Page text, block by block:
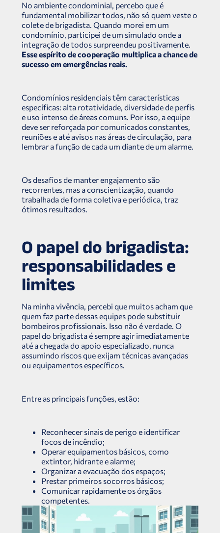
No ambiente condominial, percebo que é
fundamental mobilizar todos, não só quem veste o
colete de brigadista. Quando morei em um
condomínio, participei de um simulado onde a
integração de todos surpreendeu positivamente.
Esse espírito de cooperação multiplica a chance de
sucesso em emergências reais.
Condomínios residenciais têm características
específicas: alta rotatividade, diversidade de perfis
e uso intenso de áreas comuns. Por isso, a equipe
deve ser reforçada por comunicados constantes,
reuniões e até avisos nas áreas de circulação, para
lembrar a função de cada um diante de um alarme.
Os desafios de manter engajamento são
recorrentes, mas a conscientização, quando
trabalhada de forma coletiva e periódica, traz
ótimos resultados.
O papel do brigadista:
responsabilidades e
limites
Na minha vivência, percebi que muitos acham que
quem faz parte dessas equipes pode substituir
bombeiros profissionais. Isso não é verdade. O
papel do brigadista é sempre agir imediatamente
até a chegada do apoio especializado, nunca
assumindo riscos que exijam técnicas avançadas
ou equipamentos específicos.
Entre as principais funções, estão:
Reconhecer sinais de perigo e identificar
focos de incêndio;
Operar equipamentos básicos, como
extintor, hidrante e alarme;
Organizar a evacuação dos espaços;
Prestar primeiros socorros básicos;
Comunicar rapidamente os órgãos
competentes.